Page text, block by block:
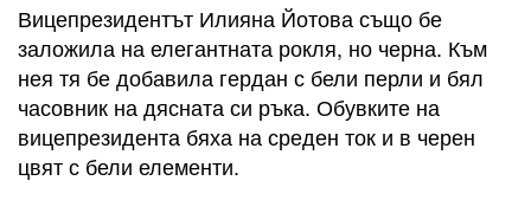
Вицепрезидентът Илияна Йотова също бе
заложила на елегантната рокля, но черна. Към
нея тя бе добавила гердан с бели перли и бял
часовник на дясната си ръка. Обувките на
вицепрезидента бяха на среден ток и в черен
цвят с бели елементи.